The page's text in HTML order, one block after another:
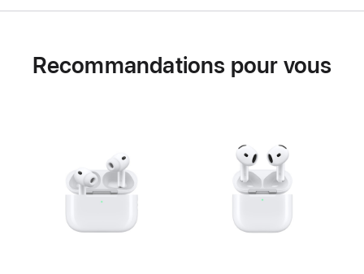
Recommandations pour vous